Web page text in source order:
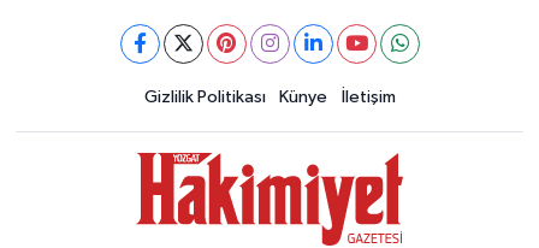
Gizlilik Politikası Künye İletişim